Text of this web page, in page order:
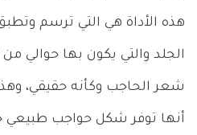
هذه الأداة هي التي ترسم
شعر الحاجب وكأنه حقيقي،
أنها توفر شكل حواجب طبيعي